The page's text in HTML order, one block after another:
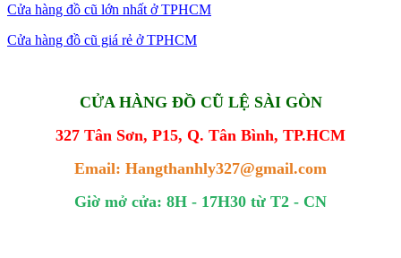
Cửa hàng đồ cũ lớn nhất ở TPHCM
Cửa hàng đồ cũ giá rẻ ở TPHCM
CỬA HÀNG ĐỒ CŨ LỆ SÀI GÒN
327 Tân Sơn, P15, Q. Tân Bình, TP.HCM
Email: Hangthanhly327@gmail.com
Giờ mở cửa: 8H - 17H30 từ T2 - CN